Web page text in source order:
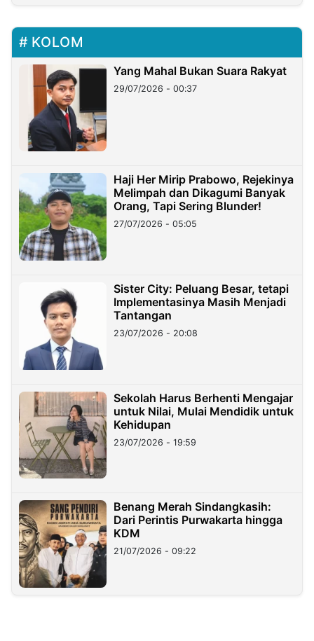
KOLOM
Yang Mahal Bukan Suara Rakyat
29/07/2026 - 00:37
Haji Her Mirip Prabowo, Rejekinya
Melimpah dan Dikagumi Banyak
Orang, Tapi Sering Blunder!
27/07/2026 - 05:05
Sister City: Peluang Besar, tetapi
Implementasinya Masih Menjadi
Tantangan
23/07/2026 - 20:08
Sekolah Harus Berhenti Mengajar
untuk Nilai, Mulai Mendidik untuk
Kehidupan
23/07/2026 - 19:59
Benang Merah Sindangkasih:
Dari Perintis Purwakarta hingga
KDM
21/07/2026 - 09:22